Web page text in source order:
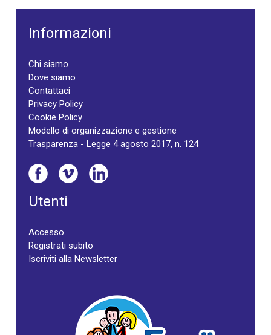
Informazioni
Chi siamo
Dove siamo
Contattaci
Privacy Policy
Cookie Policy
Modello di organizzazione e gestione
Trasparenza - Legge 4 agosto 2017, n. 124
Utenti
Accesso
Registrati subito
Iscriviti alla Newsletter